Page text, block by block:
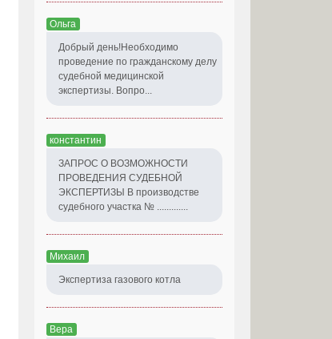
Ольга
Добрый день!Необходимо
проведение по гражданскому делу
судебной медицинской
экспертизы. Вопро...
константин
ЗАПРОС О ВОЗМОЖНОСТИ
ПРОВЕДЕНИЯ СУДЕБНОЙ
ЭКСПЕРТИЗЫ В производстве
судебного участка № .............
Михаил
Экспертиза газового котла
Вера